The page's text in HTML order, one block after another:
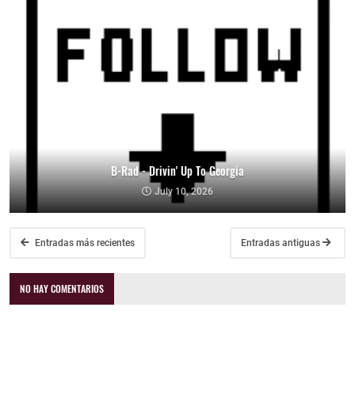
B-Rad - Drivin' Up To Georgia
July 10, 2026
Entradas más recientes Entradas antiguas
NO HAY COMENTARIOS